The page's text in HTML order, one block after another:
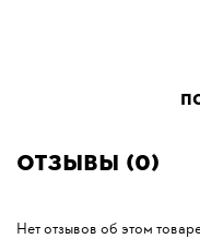
Отзывы (0)
Нет отзывов об этом